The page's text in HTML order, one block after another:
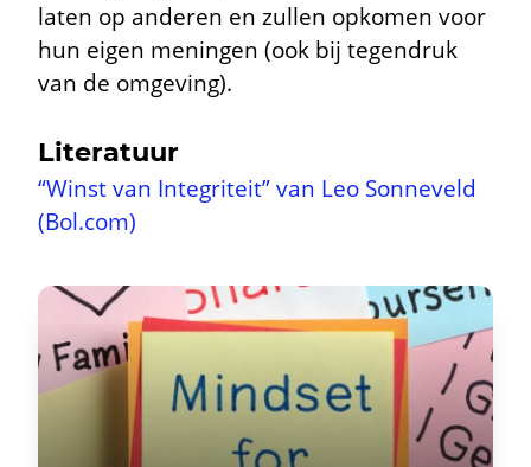
laten op anderen en zullen opkomen voor
hun eigen meningen (ook bij tegendruk
van de omgeving).
Literatuur
“Winst van Integriteit” van Leo Sonneveld
(Bol.com)